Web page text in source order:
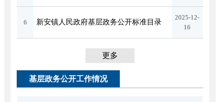
6 新安镇人民政府基层政务公开标准目录
2025-12-
16
更多
基层政务公开工作情况